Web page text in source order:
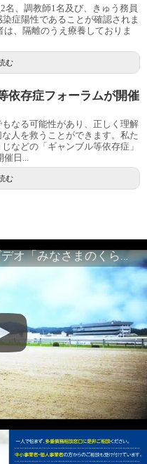
名、調教師1名及び、きゅう務員
症陽性であることが確認されま
、隔離のうえ療養しておりま
む
依存症フォーラムが開催
なる可能性があり、正しく理解
人を救うことができます。私た
などの「ギャンブル等依存症」
日...
む
地方競馬プロモーションビデオ「みなさまのくらしのために」30秒篇｜NAR公式